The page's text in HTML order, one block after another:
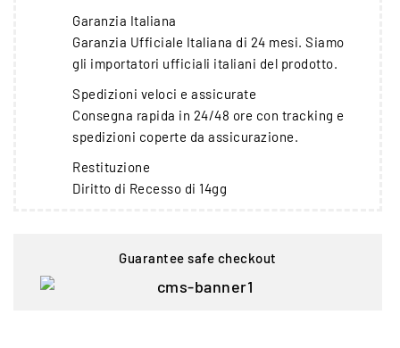
Garanzia Italiana
Garanzia Ufficiale Italiana di 24 mesi. Siamo
gli importatori ufficiali italiani del prodotto.
Spedizioni veloci e assicurate
Consegna rapida in 24/48 ore con tracking e
spedizioni coperte da assicurazione.
Restituzione
Diritto di Recesso di 14gg
Guarantee safe checkout